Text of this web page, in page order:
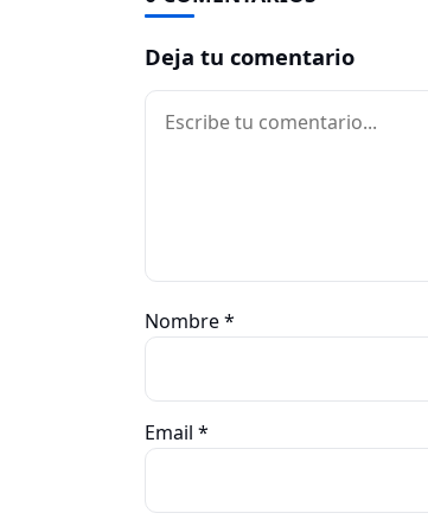
Deja tu comentario
Comentario
Nombre*
Email *